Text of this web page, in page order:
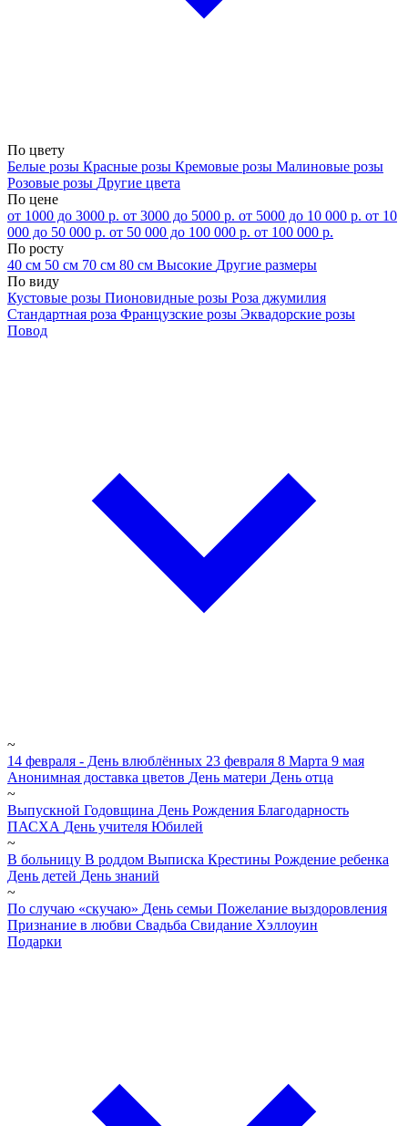
По цвету
Белые розы Красные розы Кремовые розы Малиновые розы
Розовые розы Другие цвета
По цене
от 1000 до 3000 р. от 3000 до 5000 р. от 5000 до 10 000 р. от 10
000 до 50 000 р. от 50 000 до 100 000 р. от 100 000 р.
По росту
40 см 50 см 70 см 80 см Высокие Другие размеры
По виду
Кустовые розы Пионовидные розы Роза джумилия
Стандартная роза Французские розы Эквадорские розы
Повод
~
14 февраля - День влюблённых 23 февраля 8 Марта 9 мая
Анонимная доставка цветов День матери День отца
~
Выпускной Годовщина День Рождения Благодарность
ПАСХА День учителя Юбилей
~
В больницу В роддом Выписка Крестины Рождение ребенка
День детей День знаний
~
По случаю «скучаю» День семьи Пожелание выздоровления
Признание в любви Свадьба Свидание Хэллоуин
Подарки